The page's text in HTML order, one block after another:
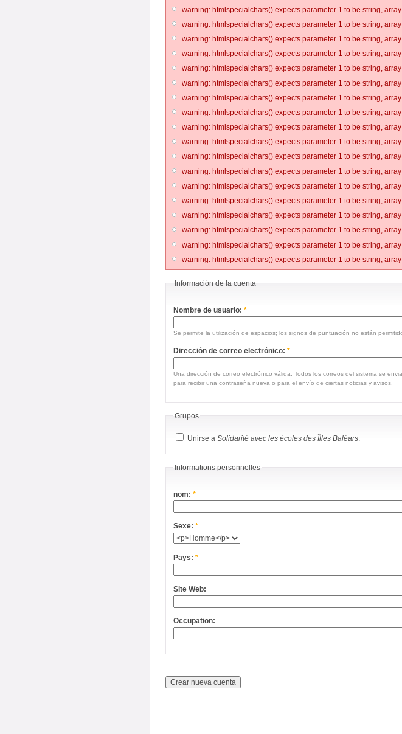
warning: htmlspecialchars() expects parameter 1 to be string,
warning: htmlspecialchars() expects parameter 1 to be string,
warning: htmlspecialchars() expects parameter 1 to be string,
warning: htmlspecialchars() expects parameter 1 to be string,
warning: htmlspecialchars() expects parameter 1 to be string,
warning: htmlspecialchars() expects parameter 1 to be string,
warning: htmlspecialchars() expects parameter 1 to be string,
warning: htmlspecialchars() expects parameter 1 to be string,
warning: htmlspecialchars() expects parameter 1 to be string,
warning: htmlspecialchars() expects parameter 1 to be string,
warning: htmlspecialchars() expects parameter 1 to be string,
warning: htmlspecialchars() expects parameter 1 to be string,
warning: htmlspecialchars() expects parameter 1 to be string,
warning: htmlspecialchars() expects parameter 1 to be string,
warning: htmlspecialchars() expects parameter 1 to be string,
warning: htmlspecialchars() expects parameter 1 to be string,
warning: htmlspecialchars() expects parameter 1 to be string,
warning: htmlspecialchars() expects parameter 1 to be string,
Información de la cuenta
Nombre de usuario: *
Se permite la utilización de espacios; los signos de puntuación no están
Dirección de correo electrónico: *
Una dirección de correo electrónico válida. Todos los correos del sistema se
para recibir una contraseña nueva o para el envío de ciertas noticias y avisos.
Grupos
Unirse a Solidarité avec les écoles des Îlles Baléars.
Informations personnelles
nom: *
Sexe: *
Pays: *
Site Web:
Occupation: